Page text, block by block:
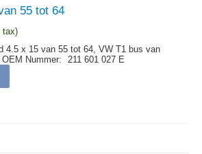
55 tot 64
tax)
4.5 x 15 van 55 tot 64, VW T1 bus van
OEM Nummer:
211 601 027 E